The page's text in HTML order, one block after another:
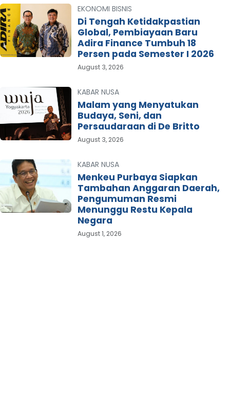
EKONOMI BISNIS
Di Tengah Ketidakpastian
Global, Pembiayaan Baru
Adira Finance Tumbuh 18
Persen pada Semester I 2026
August 3, 2026
KABAR NUSA
Malam yang Menyatukan
Budaya, Seni, dan
Persaudaraan di De Britto
August 3, 2026
KABAR NUSA
Menkeu Purbaya Siapkan
Tambahan Anggaran Daerah,
Pengumuman Resmi
Menunggu Restu Kepala
Negara
August 1, 2026